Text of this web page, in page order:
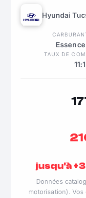
Hyundai
Essence
TAUX DE
11:1
jusqu'à
Données
motorisation).